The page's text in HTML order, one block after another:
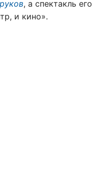
, а спектакль его
и кино».